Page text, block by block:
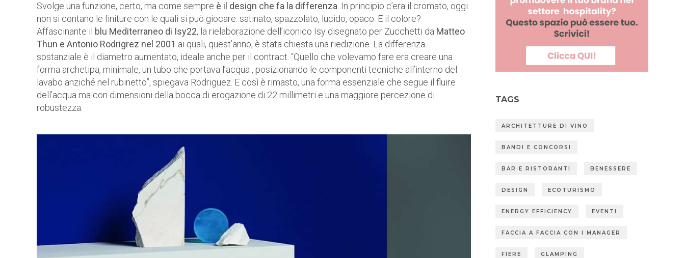
Svolge una funzione, certo, ma come sempre è il design che fa la differenza. In principio c’era il cromato, oggi
non si contano le finiture con le quali si può giocare: satinato, spazzolato, lucido, opaco. E il colore?
Affascinante il blu Mediterraneo di Isy22, la rielaborazione dell’iconico Isy disegnato per Zucchetti da Matteo
Thun e Antonio Rodrigrez nel 2001 ai quali, quest’anno, è stata chiesta una riedizione. La differenza
sostanziale è il diametro aumentato, ideale anche per il contract. “Quello che volevamo fare era creare una
forma archetipa, minimale, un tubo che portava l’acqua , posizionando le componenti tecniche all’interno del
lavabo anziché nel rubinetto”, spiegava Rodriguez. E così è rimasto, una forma essenziale che segue il fluire
dell’acqua ma con dimensioni della bocca di erogazione di 22 millimetri e una maggiore percezione di
robustezza.
TAGS
ARCHITETTURE DI VINO
BANDI E CONCORSI
BAR E RISTORANTI BENESSERE
DESIGN ECOTURISMO
ENERGY EFFICIENCY EVENTI
FACCIA A FACCIA CON I MANAGER
FIERE GLAMPING